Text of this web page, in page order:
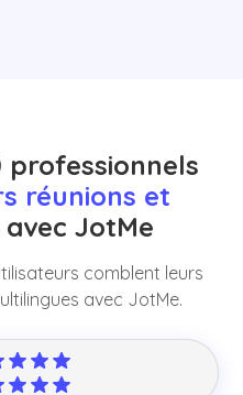
professionnels
réunions et
avec JotMe
comblent leurs
avec JotMe.